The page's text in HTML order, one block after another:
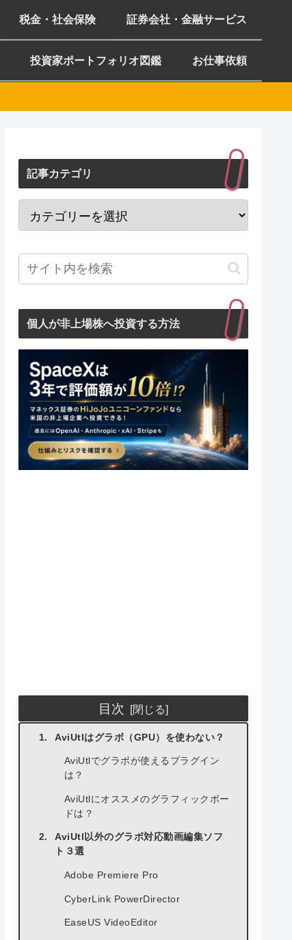
税金・社会保険 証券会社・金融サービス
投資家ポートフォリオ図鑑 お仕事依頼
記事カテゴリ
個人が非上場株へ投資する方法
目次
AviUtlはグラボ（GPU）を使わない？
AviUtlでグラボが使えるプラグイン
は？
AviUtlにオススメのグラフィックボー
ドは？
AviUtl以外のグラボ対応動画編集ソフ
ト３選
Adobe Premiere Pro
CyberLink PowerDirector
EaseUS VideoEditor